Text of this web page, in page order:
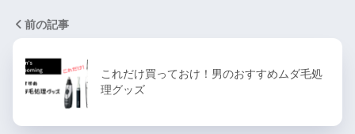
前の記事
これだけ買っておけ！男のおすすめムダ毛処
理グッズ